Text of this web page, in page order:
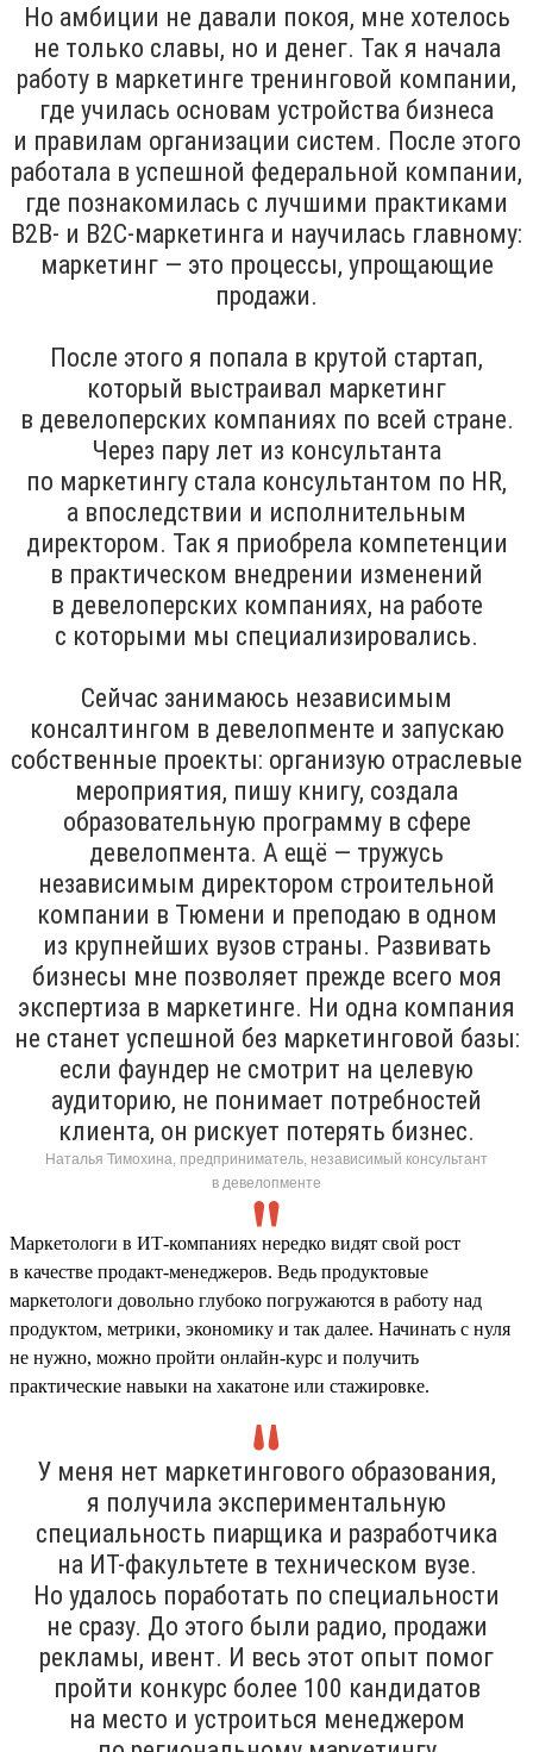
Но амбиции не давали покоя, мне хотелось
не только славы, но и денег. Так я начала
работу в маркетинге тренинговой компании,
где училась основам устройства бизнеса
и правилам организации систем. После этого
работала в успешной федеральной компании,
где познакомилась с лучшими практиками
В2В- и В2С-маркетинга и научилась главному:
маркетинг — это процессы, упрощающие
продажи.
После этого я попала в крутой стартап,
который выстраивал маркетинг
в девелоперских компаниях по всей стране.
Через пару лет из консультанта
по маркетингу стала консультантом по HR,
а впоследствии и исполнительным
директором. Так я приобрела компетенции
в практическом внедрении изменений
в девелоперских компаниях, на работе
с которыми мы специализировались.
Сейчас занимаюсь независимым
консалтингом в девелопменте и запускаю
собственные проекты: организую отраслевые
мероприятия, пишу книгу, создала
образовательную программу в сфере
девелопмента. А ещё — тружусь
независимым директором строительной
компании в Тюмени и преподаю в одном
из крупнейших вузов страны. Развивать
бизнесы мне позволяет прежде всего моя
экспертиза в маркетинге. Ни одна компания
не станет успешной без маркетинговой базы:
если фаундер не смотрит на целевую
аудиторию, не понимает потребностей
клиента, он рискует потерять бизнес.
Наталья Тимохина, предприниматель, независимый консультант
в девелопменте
Маркетологи в ИТ-компаниях нередко видят свой рост
в качестве продакт-менеджеров. Ведь продуктовые
маркетологи довольно глубоко погружаются в работу над
продуктом, метрики, экономику и так далее. Начинать с нуля
не нужно, можно пройти онлайн-курс и получить
практические навыки на хакатоне или стажировке.
У меня нет маркетингового образования,
я получила экспериментальную
специальность пиарщика и разработчика
на ИТ-факультете в техническом вузе.
Но удалось поработать по специальности
не сразу. До этого были радио, продажи
рекламы, ивент. И весь этот опыт помог
пройти конкурс более 100 кандидатов
на место и устроиться менеджером